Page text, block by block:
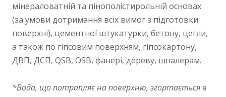
мінераловатній та пінополістирольній основах
(за умови дотримання всіх вимог з підготовки
поверхні), цементної штукатурки, бетону, цегли,
а також по гіпсовим поверхням, гіпсокартону,
ДВП, ДСП, QSB, OSB, фанері, дереву, шпалерам.
*Вода, що потрапляє на поверхню, згортається в